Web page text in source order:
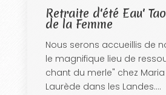
Retraite d'été Eau'
de la Femme
Nous serons accueillis de
le magnifique lieu de
chant du merle" chez
Laurède dans les Landes....